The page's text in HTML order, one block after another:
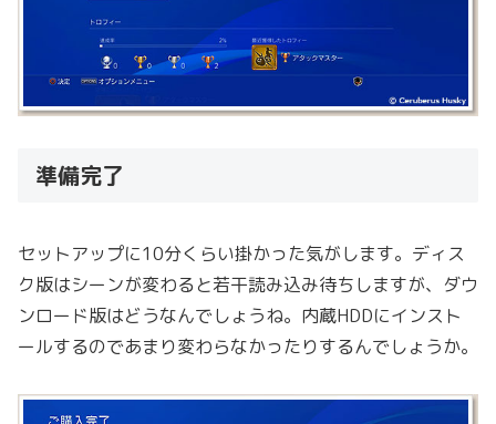
準備完了
セットアップに10分くらい掛かった気がします。ディス
ク版はシーンが変わると若干読み込み待ちしますが、ダウ
ンロード版はどうなんでしょうね。内蔵HDDにインスト
ールするのであまり変わらなかったりするんでしょうか。